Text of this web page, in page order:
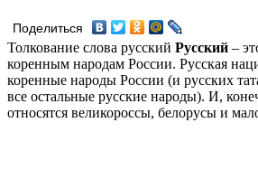
Поделиться
Толкование слова русский Русский –
коренным народам России. Русская
коренные народы России (и русских
все остальные русские народы). И,
относятся великороссы, белорусы и